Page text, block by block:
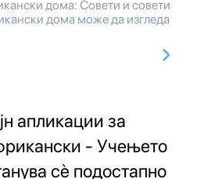
дома: Совети и совети
дома може да изгледа
апликации за
- Учењето
сè подостапно